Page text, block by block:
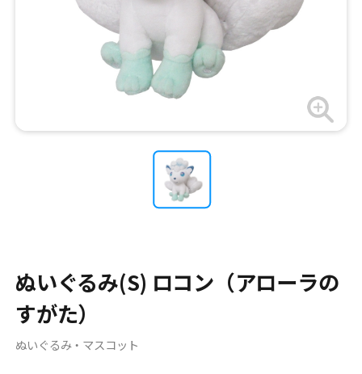
ぬいぐるみ(S) ロコン（アローラの
すがた）
ぬいぐるみ・マスコット